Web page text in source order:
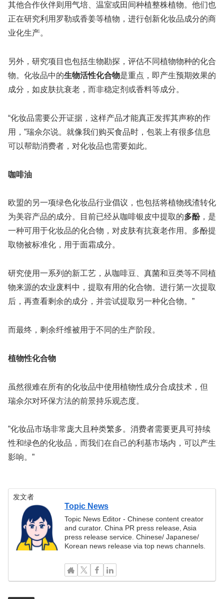
其他合作伙伴则用气培、温室或田间种植整株植物。他们也
正在研究利用罗勒或香姜等植物，进行创新化妆品成分的商
业化生产。
另外，研究项目也包括生物勘探，评估不同植物物种的化合
物。化妆品中的生物活性化合物是重点，即产生预期效果的
成分，如皮肤抗衰老，而非稳定剂或香料等成分。
“化妆品需要公开证据，这样产品才能真正发挥其声称的作
用，”瑞佘尔说。就像我们购买食品时，包装上有很多信息
可以帮助消费者，对化妆品也需要如此。
咖啡油
欧盟的另一项绿色化妆品行业倡议，也包括将植物残渣转化
为美容产品的成分。目前已经从咖啡银皮中提取的多酚，是
一种可用于化妆品的化合物，对皮肤有抗衰老作用。多酚提
取物被标准化，用于面霜成分。
研究使用一系列的新工艺，从咖啡豆、真菌和豆类等不同植
物来源的农业废料中，提取有用的化合物。进行第一次提取
后，再查看剩余的成分，并尝试提取另一种化合物。”
而最终，剩余纤维被用于不同的生产阶段。
植物性化合物
虽然很难在所有的化妆品中使用植物性成分合成技术，但
瑞佘尔对环保方法的前景持乐观态度。
”化妆品市场非常庞大且种类繁多。消费者需要更具可持续
性和绿色的化妆品，而我们在自己的利基市场内，可以产生
影响。”
发文者
Topic News
Topic News Editor - Chinese content creator
and curator. China PR press release, Asia
press release service. Chinese/ Japanese/
Korean news release via top news channels.